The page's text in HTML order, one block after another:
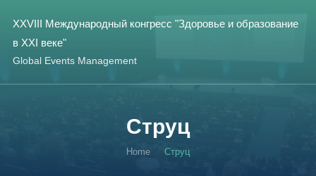
XXVIII Международный конгресс "Здоровье и образование
в XXI веке"
Global Events Management
Струц
Home Струц